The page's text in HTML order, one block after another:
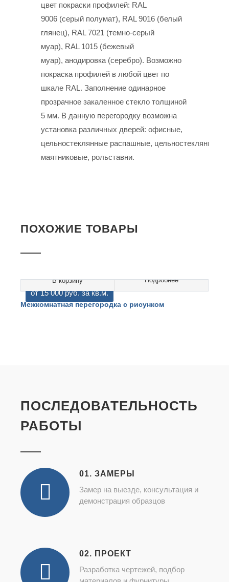
цвет покраски профилей: RAL
9006 (серый полумат), RAL 9016 (белый
глянец), RAL 7021 (темно-серый
муар), RAL 1015 (бежевый
муар), анодировка (серебро). Возможно
покраска профилей в любой цвет по
шкале RAL. Заполнение одинарное
прозрачное закаленное стекло толщиной
5 мм. В данную перегородку возможна
установка различных дверей: офисные,
цельностеклянные распашные, цельностеклянные
маятниковые, рольставни.
ПОХОЖИЕ ТОВАРЫ
от 15 000 руб. за кв.м.
В корзину Подробнее
Межкомнатная перегородка с рисунком
ПОСЛЕДОВАТЕЛЬНОСТЬ
РАБОТЫ
01. ЗАМЕРЫ
Замер на выезде, консультация и
демонстрация образцов
02. ПРОЕКТ
Разработка чертежей, подбор